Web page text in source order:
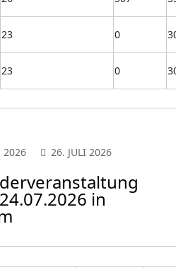
23 0
23 0
2026 26. JULI 2026
in